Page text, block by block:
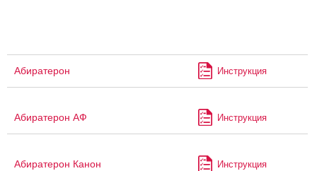
Абиратерон Инструкция
Абиратерон АФ Инструкция
Абиратерон Канон Инструкция